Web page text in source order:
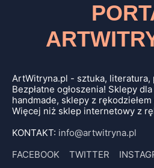
ArtWitryna.pl - sztuka, literatura,
Bezpłatne ogłoszenia! Sklepy
handmade, sklepy z
Więcej niż sklep internetowy z
KONTAKT: info@artwitryna.pl
FACEBOOK
TWITTER